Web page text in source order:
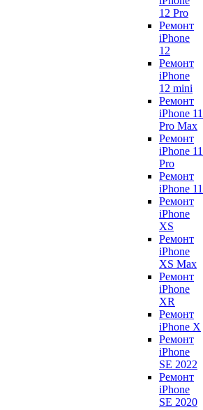
12 Pro
Ремонт
iPhone
12
Ремонт
iPhone
12 mini
Ремонт
iPhone 11
Pro Max
Ремонт
iPhone 11
Pro
Ремонт
iPhone 11
Ремонт
iPhone
XS
Ремонт
iPhone
XS Max
Ремонт
iPhone
XR
Ремонт
iPhone X
Ремонт
iPhone
SE 2022
Ремонт
iPhone
SE 2020